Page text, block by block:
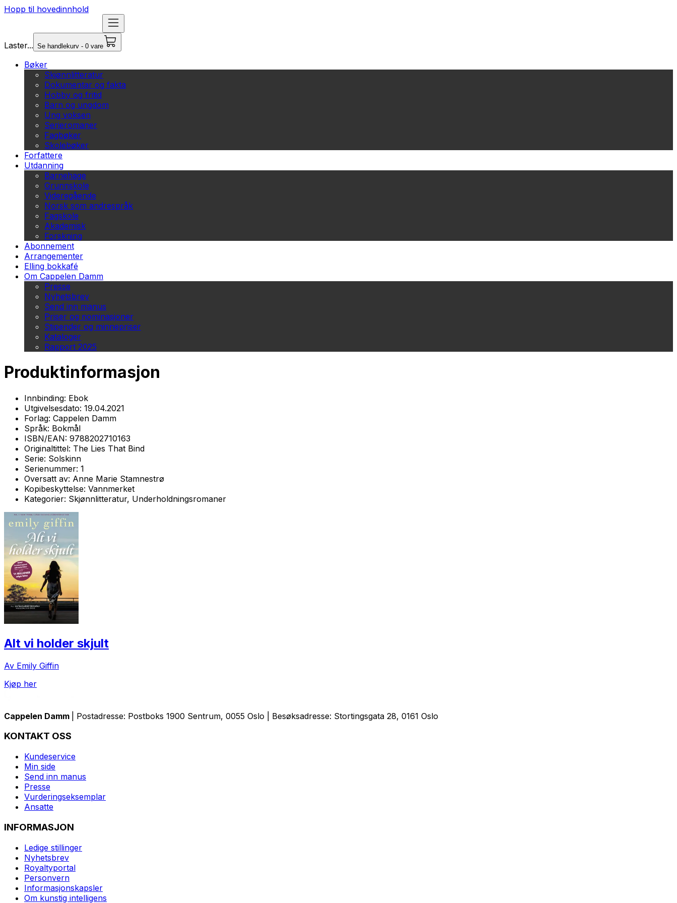
Hopp til hovedinnhold
Laster... Se handlekurv - 0 vare
Bøker
Skjønnlitteratur
Dokumentar og fakta
Hobby og fritid
Barn og ungdom
Ung voksen
Serieromaner
Fagbøker
Skolebøker
Forfattere
Utdanning
Barnehage
Grunnskole
Videregående
Norsk som andrespråk
Fagskole
Akademisk
Forskning
Abonnement
Arrangementer
Elling bokkafé
Om Cappelen Damm
Presse
Nyhetsbrev
Send inn manus
Priser og nominasjoner
Stipender og minnepriser
Kataloger
Rapport 2025
Produktinformasjon
Innbinding: Ebok
Utgivelsesdato: 19.04.2021
Forlag: Cappelen Damm
Språk: Bokmål
ISBN/EAN: 9788202710163
Originaltittel: The Lies That Bind
Serie: Solskinn
Serienummer: 1
Oversatt av: Anne Marie Stamnestrø
Kopibeskyttelse: Vannmerket
Kategorier: Skjønnlitteratur, Underholdningsromaner
Alt vi holder skjult
Av Emily Giffin
Kjøp her
Cappelen Damm | Postadresse: Postboks 1900 Sentrum, 0055 Oslo | Besøksadresse: Stortingsgata 28, 0161 Oslo
KONTAKT OSS
Kundeservice
Min side
Send inn manus
Presse
Vurderingseksemplar
Ansatte
INFORMASJON
Ledige stillinger
Nyhetsbrev
Royaltyportal
Personvern
Informasjonskapsler
Om kunstig intelligens